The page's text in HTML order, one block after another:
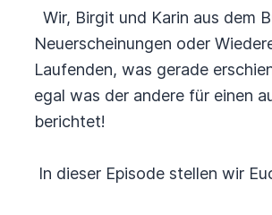
Wir, Birgit und Karin aus dem
Neuerscheinungen oder
Laufenden, was gerade
egal was der andere für einen
berichtet!
In dieser Episode stellen wir